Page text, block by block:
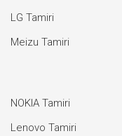
LG Tamiri
Meizu Tamiri
NOKIA Tamiri
Lenovo Tamiri